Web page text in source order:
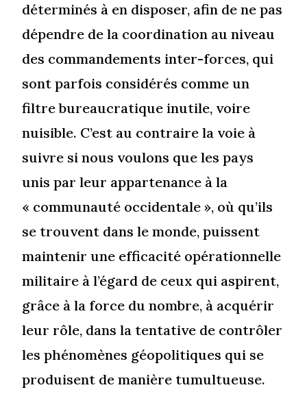
déterminés à en disposer, afin de ne pas
dépendre de la coordination au niveau
des commandements inter-forces, qui
sont parfois considérés comme un
filtre bureaucratique inutile, voire
nuisible. C’est au contraire la voie à
suivre si nous voulons que les pays
unis par leur appartenance à la
« communauté occidentale », où qu’ils
se trouvent dans le monde, puissent
maintenir une efficacité opérationnelle
militaire à l’égard de ceux qui aspirent,
grâce à la force du nombre, à acquérir
leur rôle, dans la tentative de contrôler
les phénomènes géopolitiques qui se
produisent de manière tumultueuse.